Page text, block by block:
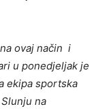
ovaj način i
u ponedjeljak je
ekipa sportska
na